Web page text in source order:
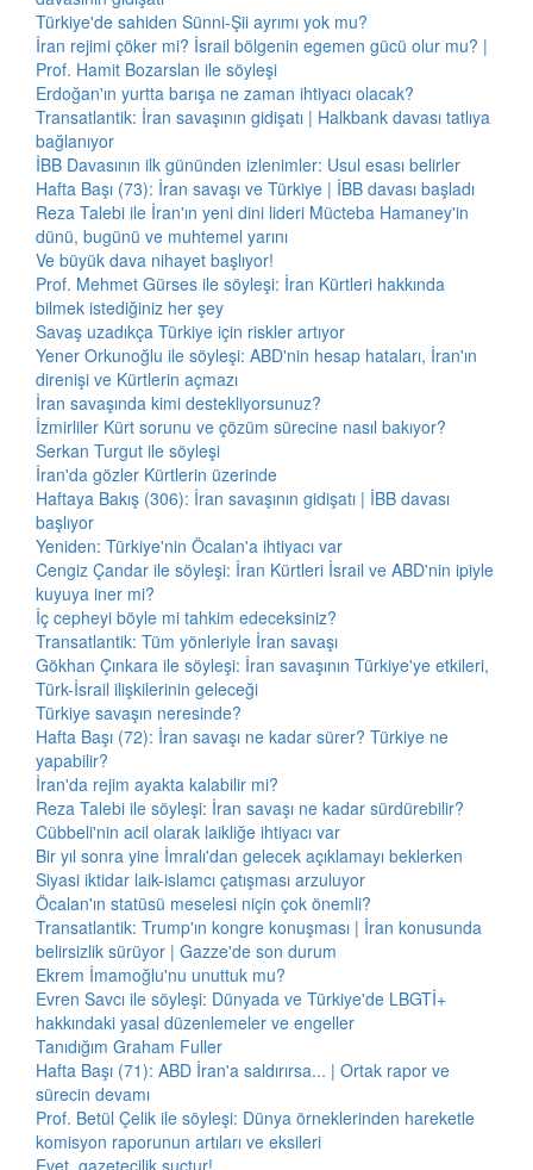
Türkiye'de sahiden Sünni-Şii ayrımı yok mu?
İran rejimi çöker mi? İsrail bölgenin egemen gücü olur mu? |
Prof. Hamit Bozarslan ile söyleşi
Erdoğan'ın yurtta barışa ne zaman ihtiyacı olacak?
Transatlantik: İran savaşının gidişatı | Halkbank davası tatlıya
bağlanıyor
İBB Davasının ilk gününden izlenimler: Usul esası belirler
Hafta Başı (73): İran savaşı ve Türkiye | İBB davası başladı
Reza Talebi ile İran'ın yeni dini lideri Mücteba Hamaney'in
dünü, bugünü ve muhtemel yarını
Ve büyük dava nihayet başlıyor!
Prof. Mehmet Gürses ile söyleşi: İran Kürtleri hakkında
bilmek istediğiniz her şey
Savaş uzadıkça Türkiye için riskler artıyor
Yener Orkunoğlu ile söyleşi: ABD'nin hesap hataları, İran'ın
direnişi ve Kürtlerin açmazı
İran savaşında kimi destekliyorsunuz?
İzmirliler Kürt sorunu ve çözüm sürecine nasıl bakıyor?
Serkan Turgut ile söyleşi
İran'da gözler Kürtlerin üzerinde
Haftaya Bakış (306): İran savaşının gidişatı | İBB davası
başlıyor
Yeniden: Türkiye'nin Öcalan'a ihtiyacı var
Cengiz Çandar ile söyleşi: İran Kürtleri İsrail ve ABD'nin ipiyle
kuyuya iner mi?
İç cepheyi böyle mi tahkim edeceksiniz?
Transatlantik: Tüm yönleriyle İran savaşı
Gökhan Çınkara ile söyleşi: İran savaşının Türkiye'ye etkileri,
Türk-İsrail ilişkilerinin geleceği
Türkiye savaşın neresinde?
Hafta Başı (72): İran savaşı ne kadar sürer? Türkiye ne
yapabilir?
İran'da rejim ayakta kalabilir mi?
Reza Talebi ile söyleşi: İran savaşı ne kadar sürdürebilir?
Cübbeli'nin acil olarak laikliğe ihtiyacı var
Bir yıl sonra yine İmralı'dan gelecek açıklamayı beklerken
Siyasi iktidar laik-islamcı çatışması arzuluyor
Öcalan'ın statüsü meselesi niçin çok önemli?
Transatlantik: Trump'ın kongre konuşması | İran konusunda
belirsizlik sürüyor | Gazze'de son durum
Ekrem İmamoğlu'nu unuttuk mu?
Evren Savcı ile söyleşi: Dünyada ve Türkiye'de LBGTİ+
hakkındaki yasal düzenlemeler ve engeller
Tanıdığım Graham Fuller
Hafta Başı (71): ABD İran'a saldırırsa... | Ortak rapor ve
sürecin devamı
Prof. Betül Çelik ile söyleşi: Dünya örneklerinden hareketle
komisyon raporunun artıları ve eksileri
Evet, gazetecilik suçtur!